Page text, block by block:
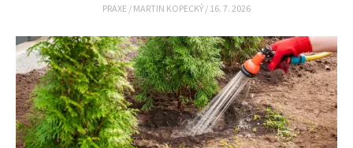
PRAXE / MARTIN KOPECKÝ / 16. 7. 2026